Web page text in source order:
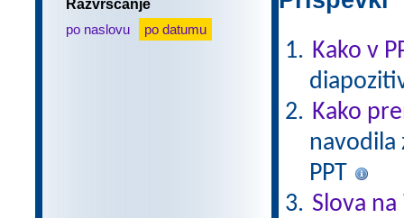
Razvrščanje
po naslovu
po datumu
Kako v
Kako
navodila
PPT
Slova na